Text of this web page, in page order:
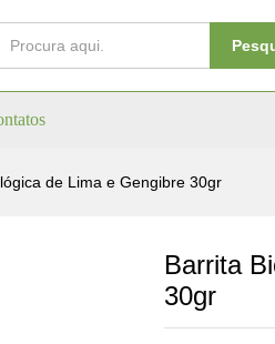
de Lima e Gengibre 30gr
Barrita
30gr